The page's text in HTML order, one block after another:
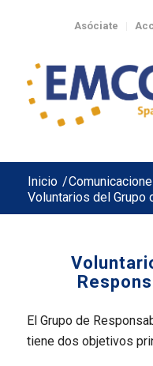
Asóciate
Inicio /
Voluntarios del Grupo
El Grupo de
tiene dos objetivos